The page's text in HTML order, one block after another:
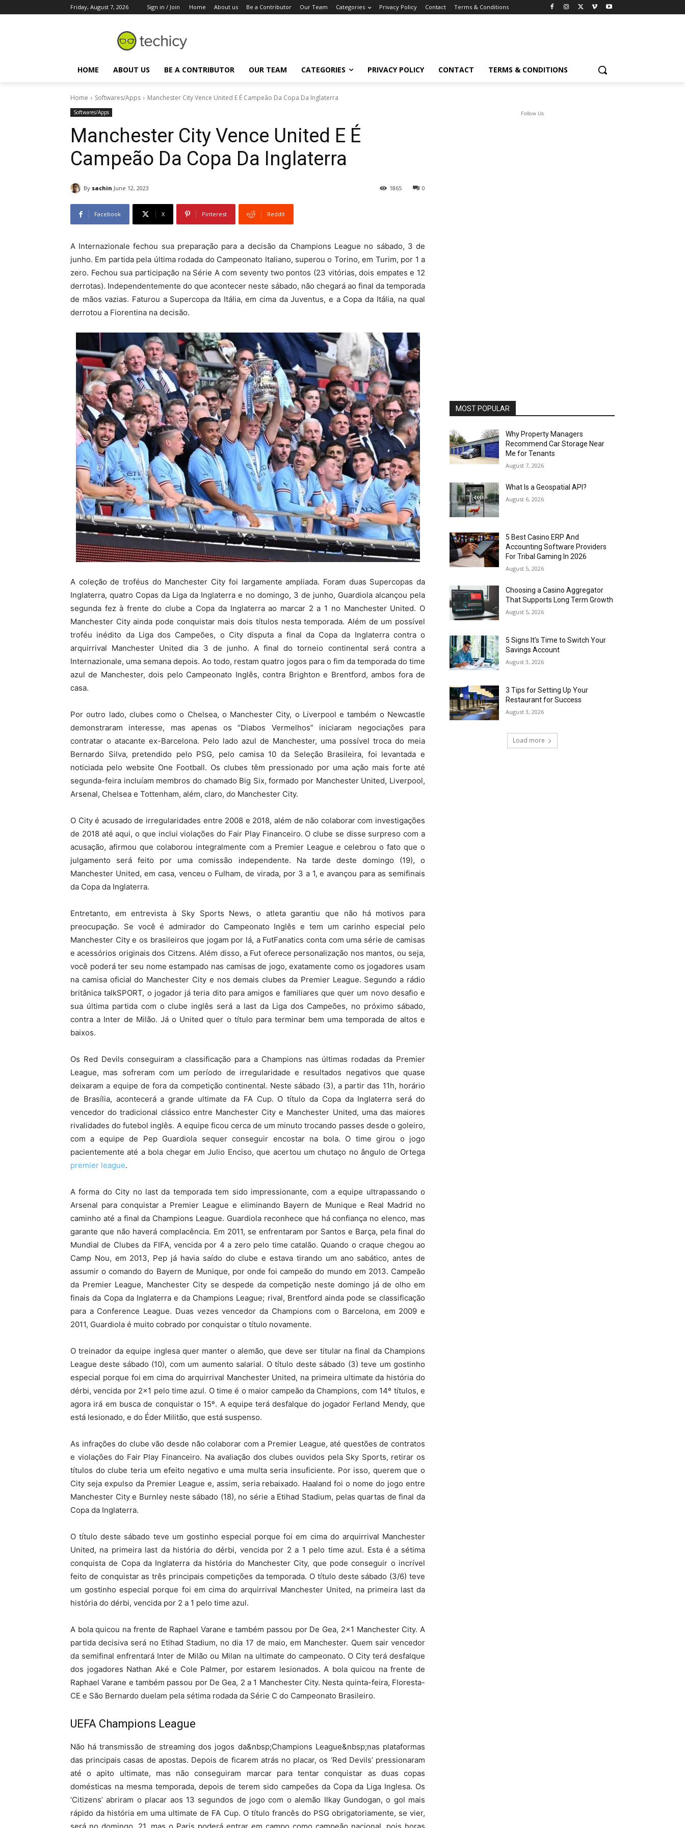
Friday, August 7, 2026 Sign in / Join Home About us Be a Contributor Our Team Categories Privacy Policy Contact Terms & Conditions
HOME ABOUT US BE A CONTRIBUTOR OUR TEAM CATEGORIES PRIVACY POLICY CONTACT TERMS & CONDITIONS
Home Softwares/Apps Manchester City Vence United E É Campeão Da Copa Da Inglaterra
Softwares/Apps
Manchester City Vence United E É
Campeão Da Copa Da Inglaterra
By sachin June 12, 2023 0
1865
Facebook X Pinterest ReddIt
A Internazionale fechou sua preparação para a decisão da Champions League no sábado, 3 de
junho. Em partida pela última rodada do Campeonato Italiano, superou o Torino, em Turim, por 1 a
zero. Fechou sua participação na Série A com seventy two pontos (23 vitórias, dois empates e 12
derrotas). Independentemente do que acontecer neste sábado, não chegará ao final da temporada
de mãos vazias. Faturou a Supercopa da Itália, em cima da Juventus, e a Copa da Itália, na qual
derrotou a Fiorentina na decisão.
A coleção de troféus do Manchester City foi largamente ampliada. Foram duas Supercopas da
Inglaterra, quatro Copas da Liga da Inglaterra e no domingo, 3 de junho, Guardiola alcançou pela
segunda fez à frente do clube a Copa da Inglaterra ao marcar 2 a 1 no Manchester United. O
Manchester City ainda pode conquistar mais dois títulos nesta temporada. Além de um possível
troféu inédito da Liga dos Campeões, o City disputa a final da Copa da Inglaterra contra o
arquirrival Manchester United dia 3 de junho. A final do torneio continental será contra a
Internazionale, uma semana depois. Ao todo, restam quatro jogos para o fim da temporada do time
azul de Manchester, dois pelo Campeonato Inglês, contra Brighton e Brentford, ambos fora de
casa.
Por outro lado, clubes como o Chelsea, o Manchester City, o Liverpool e também o Newcastle
demonstraram interesse, mas apenas os “Diabos Vermelhos” iniciaram negociações para
contratar o atacante ex-Barcelona. Pelo lado azul de Manchester, uma possível troca do meia
Bernardo Silva, pretendido pelo PSG, pelo camisa 10 da Seleção Brasileira, foi levantada e
noticiada pelo website One Football. Os clubes têm pressionado por uma ação mais forte até
segunda-feira incluíam membros do chamado Big Six, formado por Manchester United, Liverpool,
Arsenal, Chelsea e Tottenham, além, claro, do Manchester City.
O City é acusado de irregularidades entre 2008 e 2018, além de não colaborar com investigações
de 2018 até aqui, o que inclui violações do Fair Play Financeiro. O clube se disse surpreso com a
acusação, afirmou que colaborou integralmente com a Premier League e celebrou o fato que o
julgamento será feito por uma comissão independente. Na tarde deste domingo (19), o
Manchester United, em casa, venceu o Fulham, de virada, por 3 a 1, e avançou para as semifinais
da Copa da Inglaterra.
Entretanto, em entrevista à Sky Sports News, o atleta garantiu que não há motivos para
preocupação. Se você é admirador do Campeonato Inglês e tem um carinho especial pelo
Manchester City e os brasileiros que jogam por lá, a FutFanatics conta com uma série de camisas
e acessórios originais dos Citzens. Além disso, a Fut oferece personalização nos mantos, ou seja,
você poderá ter seu nome estampado nas camisas de jogo, exatamente como os jogadores usam
na camisa oficial do Manchester City e nos demais clubes da Premier League. Segundo a rádio
britânica talkSPORT, o jogador já teria dito para amigos e familiares que quer um novo desafio e
sua última partida com o clube inglês será a last da Liga dos Campeões, no próximo sábado,
contra a Inter de Milão. Já o United quer o título para terminar bem uma temporada de altos e
baixos.
Os Red Devils conseguiram a classificação para a Champions nas últimas rodadas da Premier
League, mas sofreram com um período de irregularidade e resultados negativos que quase
deixaram a equipe de fora da competição continental. Neste sábado (3), a partir das 11h, horário
de Brasília, acontecerá a grande ultimate da FA Cup. O título da Copa da Inglaterra será do
vencedor do tradicional clássico entre Manchester City e Manchester United, uma das maiores
rivalidades do futebol inglês. A equipe ficou cerca de um minuto trocando passes desde o goleiro,
com a equipe de Pep Guardiola sequer conseguir encostar na bola. O time girou o jogo
pacientemente até a bola chegar em Julio Enciso, que acertou um chutaço no ângulo de Ortega
premier league.
A forma do City no last da temporada tem sido impressionante, com a equipe ultrapassando o
Arsenal para conquistar a Premier League e eliminando Bayern de Munique e Real Madrid no
caminho até a final da Champions League. Guardiola reconhece que há confiança no elenco, mas
garante que não haverá complacência. Em 2011, se enfrentaram por Santos e Barça, pela final do
Mundial de Clubes da FIFA, vencida por 4 a zero pelo time catalão. Quando o craque chegou ao
Camp Nou, em 2013, Pep já havia saído do clube e estava tirando um ano sabático, antes de
assumir o comando do Bayern de Munique, por onde foi campeão do mundo em 2013. Campeão
da Premier League, Manchester City se despede da competição neste domingo já de olho em
finais da Copa da Inglaterra e da Champions League; rival, Brentford ainda pode se classificação
para a Conference League. Duas vezes vencedor da Champions com o Barcelona, em 2009 e
2011, Guardiola é muito cobrado por conquistar o título novamente.
O treinador da equipe inglesa quer manter o alemão, que deve ser titular na final da Champions
League deste sábado (10), com um aumento salarial. O título deste sábado (3) teve um gostinho
especial porque foi em cima do arquirrival Manchester United, na primeira ultimate da história do
dérbi, vencida por 2×1 pelo time azul. O time é o maior campeão da Champions, com 14º títulos, e
agora irá em busca de conquistar o 15º. A equipe terá desfalque do jogador Ferland Mendy, que
está lesionado, e do Éder Militão, que está suspenso.
As infrações do clube vão desde não colaborar com a Premier League, até questões de contratos
e violações do Fair Play Financeiro. Na avaliação dos clubes ouvidos pela Sky Sports, retirar os
títulos do clube teria um efeito negativo e uma multa seria insuficiente. Por isso, querem que o
City seja expulso da Premier League e, assim, seria rebaixado. Haaland foi o nome do jogo entre
Manchester City e Burnley neste sábado (18), no série a Etihad Stadium, pelas quartas de final da
Copa da Inglaterra.
O título deste sábado teve um gostinho especial porque foi em cima do arquirrival Manchester
United, na primeira last da história do dérbi, vencida por 2 a 1 pelo time azul. Esta é a sétima
conquista de Copa da Inglaterra da história do Manchester City, que pode conseguir o incrível
feito de conquistar as três principais competições da temporada. O título deste sábado (3/6) teve
um gostinho especial porque foi em cima do arquirrival Manchester United, na primeira last da
história do dérbi, vencida por 2 a 1 pelo time azul.
A bola quicou na frente de Raphael Varane e também passou por De Gea, 2×1 Manchester City. A
partida decisiva será no Etihad Stadium, no dia 17 de maio, em Manchester. Quem sair vencedor
da semifinal enfrentará Inter de Milão ou Milan na ultimate do campeonato. O City terá desfalque
dos jogadores Nathan Aké e Cole Palmer, por estarem lesionados. A bola quicou na frente de
Raphael Varane e também passou por De Gea, 2 a 1 Manchester City. Nesta quinta-feira, Floresta-
CE e São Bernardo duelam pela sétima rodada da Série C do Campeonato Brasileiro.
UEFA Champions League
Não há transmissão de streaming dos jogos da&nbsp;Champions League&nbsp;nas plataformas
das principais casas de apostas. Depois de ficarem atrás no placar, os ‘Red Devils’ pressionaram
até o apito ultimate, mas não conseguiram marcar para tentar conquistar as duas copas
domésticas na mesma temporada, depois de terem sido campeões da Copa da Liga Inglesa. Os
‘Citizens’ abriram o placar aos 13 segundos de jogo com o alemão Ilkay Gundogan, o gol mais
rápido da história em uma ultimate de FA Cup. O título francês do PSG obrigatoriamente, se vier,
Follow Us
MOST POPULAR
Why Property Managers
Recommend Car Storage Near
Me for Tenants
August 7, 2026
What Is a Geospatial API?
August 6, 2026
5 Best Casino ERP And
Accounting Software Providers
For Tribal Gaming In 2026
August 5, 2026
Choosing a Casino Aggregator
That Supports Long Term Growth
August 5, 2026
5 Signs It’s Time to Switch Your
Savings Account
August 3, 2026
3 Tips for Setting Up Your
Restaurant for Success
August 3, 2026
Load more